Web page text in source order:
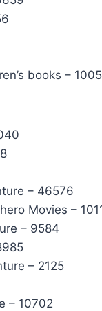
books –
– 46576
Movies –
– 9584
– 2125
– 10702